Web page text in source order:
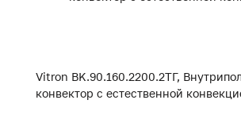
Vitron BK.90.160.2200.2ТГ,
конвектор с естественной